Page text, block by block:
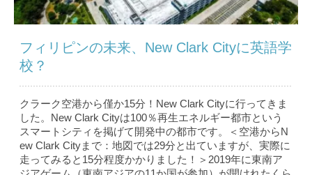
フィリピンの未来、New Clark Cityに英語学
校？
クラーク空港から僅か15分！New Clark Cityに行ってきま
した。New Clark Cityは100％再生エネルギー都市という
スマートシティを掲げて開発中の都市です。＜空港からN
ew Clark Cityまで：地図では29分と出ていますが、実際に
走ってみると15分程度かかりました！＞2019年に東南ア